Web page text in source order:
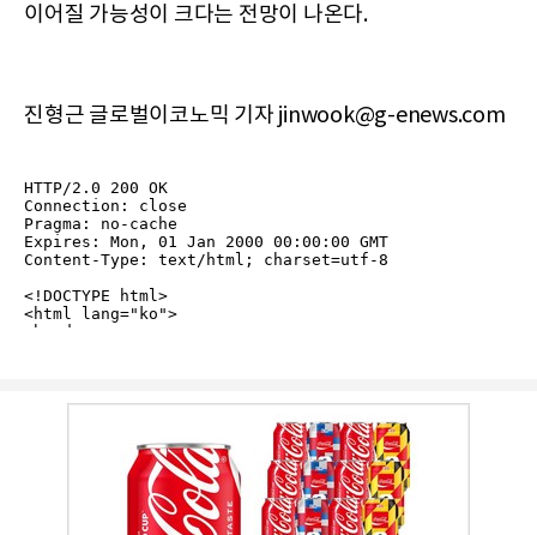
이어질 가능성이 크다는 전망이 나온다.
진형근 글로벌이코노믹 기자 jinwook@g-enews.com